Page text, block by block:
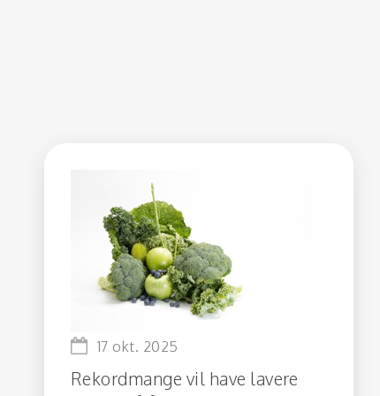
17 okt. 2025
Rekordmange vil have lavere